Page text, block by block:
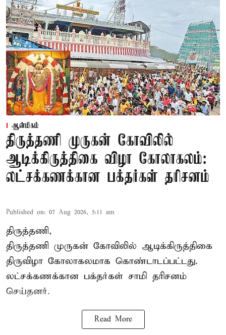
ஆன்மிகம்
திருத்தணி முருகன் கோவிலில்
ஆடிக்கிருத்திகை விழா கோலாகலம்:
லட்சக்கணக்கான பக்தர்கள் தரிசனம்
Published on: 07 Aug 2026, 5:11 am
திருத்தணி,
திருத்தணி முருகன் கோவிலில் ஆடிக்கிருத்திகை
திருவிழா கோலாகலமாக கொண்டாடப்பட்டது.
லட்சக்கணக்கான பக்தர்கள் சாமி தரிசனம்
செய்தனர்.
Read More